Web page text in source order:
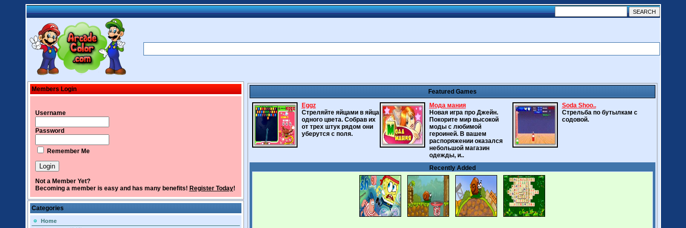
Members Login
Username
Password
Remember Me
Not a Member Yet?
Becoming a member is easy and has many benefits! Register Today!
Categories
Home
Featured Games
Eggz
Стреляйте яйцами в яйца
одного цвета. Собрав их
от трех штук рядом они
уберутся с поля.
Мода мания
Новая игра про Джейн.
Покорите мир высокой
моды с любимой
героиней. В вашем
распоряжении оказался
небольшой магазин
одежды, и..
Soda Shoo..
Стрельба по бутылкам с
содовой.
Recently Added